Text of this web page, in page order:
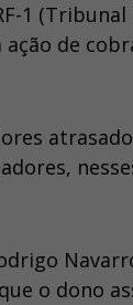
1 (Tribunal
de
o dono